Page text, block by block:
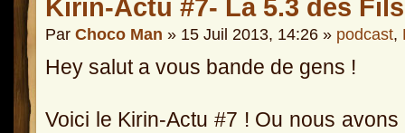
Kirin-Actu #7- La 5.3 des
Par Choco Man » 15 Juil 2013, 14:26 » podcast,
Hey salut a vous bande de gens !
Voici le Kirin-Actu #7 ! Ou nous avons